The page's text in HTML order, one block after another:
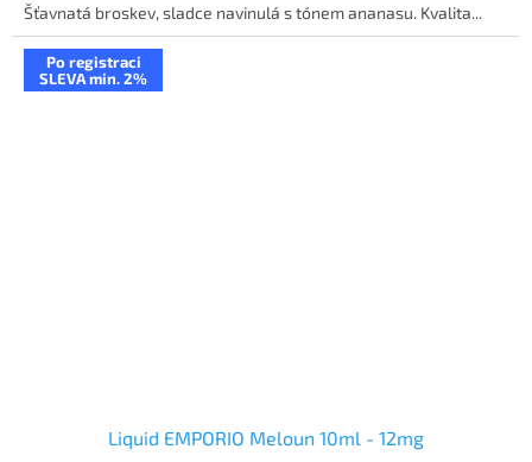
Šťavnatá broskev, sladce navinulá s tónem ananasu. Kvalita...
Po registraci
SLEVA min. 2%
Liquid EMPORIO Meloun 10ml - 12mg